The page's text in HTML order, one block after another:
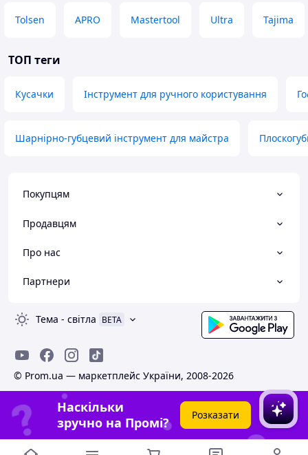
Tolsen APRO Mastertool Ultra Tajima
ТОП теги
Кусачки Інструмент для ручного користування
Шарнірно-губцевий інструмент для майстра
Покупцям
Продавцям
Про нас
Партнери
Тема - світла BETA
© Prom.ua — маркетплейс України, 2008-2026
Наскільки
зручно на Промі?
Розказати